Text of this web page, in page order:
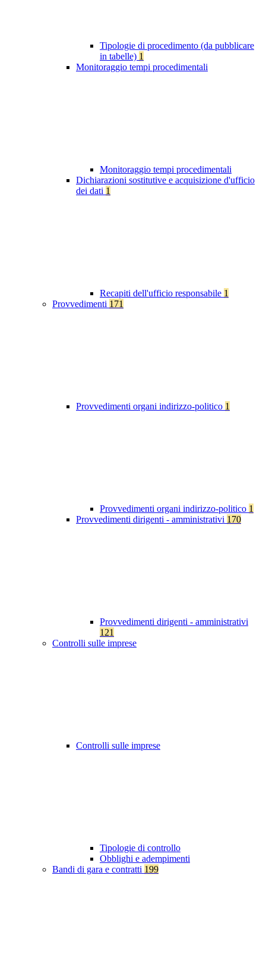
Tipologie di procedimento (da pubblicare
in tabelle) 1
Monitoraggio tempi procedimentali
Monitoraggio tempi procedimentali
Dichiarazioni sostitutive e acquisizione d'ufficio
dei dati 1
Recapiti dell'ufficio responsabile 1
Provvedimenti 171
Provvedimenti organi indirizzo-politico 1
Provvedimenti organi indirizzo-politico 1
Provvedimenti dirigenti - amministrativi 170
Provvedimenti dirigenti - amministrativi
121
Controlli sulle imprese
Controlli sulle imprese
Tipologie di controllo
Obblighi e adempimenti
Bandi di gara e contratti 199